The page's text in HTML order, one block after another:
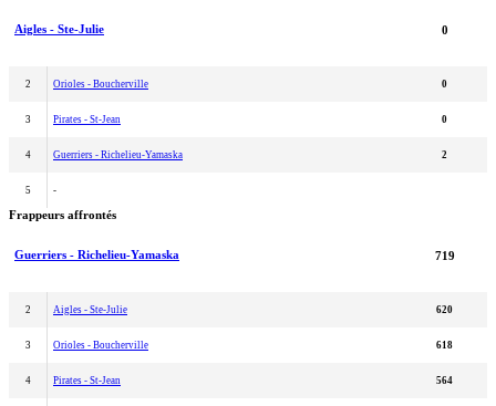
Aigles - Ste-Julie 0
2 Orioles - Boucherville 0
3 Pirates - St-Jean 0
4 Guerriers - Richelieu-Yamaska 2
5 -
Frappeurs affrontés
Guerriers - Richelieu-Yamaska 719
2 Aigles - Ste-Julie 620
3 Orioles - Boucherville 618
4 Pirates - St-Jean 564